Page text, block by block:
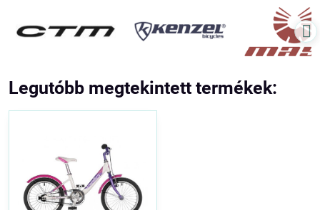
Legutóbb megtekintett termékek: